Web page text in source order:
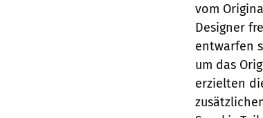
vom
Designer
entwarfen
um das
erzielten